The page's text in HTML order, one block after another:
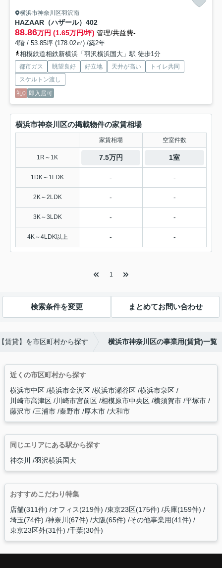
横浜市神奈川区羽沢南
HAZAAR（ハザール） 402
88.86万円 (1.65万円/坪) 管理/共益費-
4階 / 53.85坪 (178.02㎡) /築2年
相模鉄道相鉄新横浜「羽沢横浜国大」駅 徒歩1分
都市ガス 眺望良好 好立地 天井が高い
トイレ共同
スケルトン渡し
礼0 即入居可
横浜市神奈川区の掲載物件の家賃相場
家賃相場 空室件数
1R～1K 7.5万円 1室
1DK～1LDK - -
2K～2LDK - -
3K～3LDK - -
4K～4LDK以上 - -
1
検索条件を変更 まとめてお問い合わせ
賃貸】を市区町村から探す 横浜市神奈川区の事業用(賃貸)一覧
近くの市区町村から探す
横浜市中区 横浜市金沢区 横浜市瀬谷区 横浜市泉区
川崎市高津区 川崎市宮前区 相模原市中央区 横須賀市 平塚市
藤沢市 三浦市 秦野市 厚木市 大和市
同じエリアにある駅から探す
神奈川
羽沢横浜国大
おすすめこだわり特集
店舗(311件) オフィス(219件) 東京23区(175件) 兵庫(159件)
埼玉(74件) 神奈川(67件) 大阪(65件) その他事業用(41件)
東京23区外(31件) 千葉(30件)